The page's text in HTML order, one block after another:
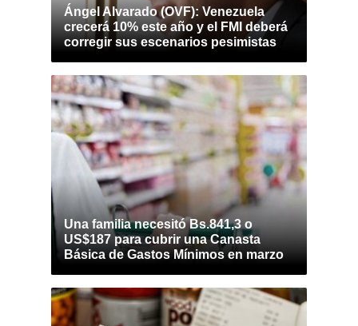
Ángel Alvarado (OVF): Venezuela
crecerá 10% este año y el FMI deberá
corregir sus escenarios pesimistas
Una familia necesitó Bs.841,3 o
US$187 para cubrir una Canasta
Básica de Gastos Mínimos en marzo